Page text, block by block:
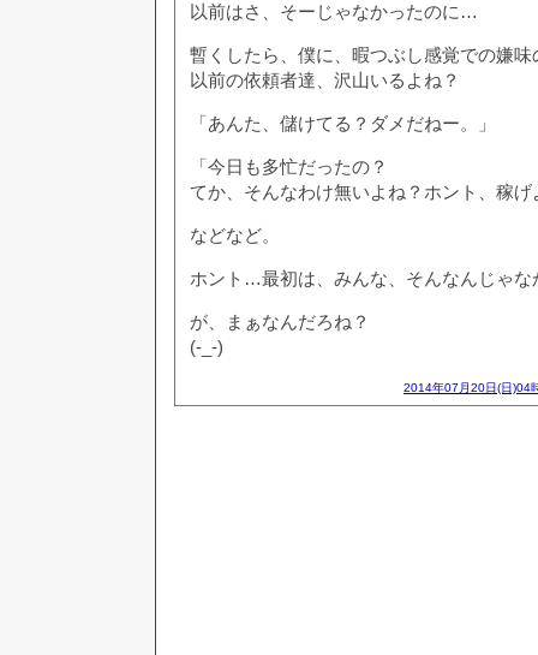
以前はさ、そーじゃなかったのに…
暫くしたら、僕に、暇つぶし感覚での嫌
以前の依頼者達、沢山いるよね？
「あんた、儲けてる？ダメだねー。」
「今日も多忙だったの？
てか、そんなわけ無いよね？ホント、稼げ
などなど。
ホント…最初は、みんな、そんなんじゃな
が、まぁなんだろね？
(-_-)
2014年07月20日(日)04